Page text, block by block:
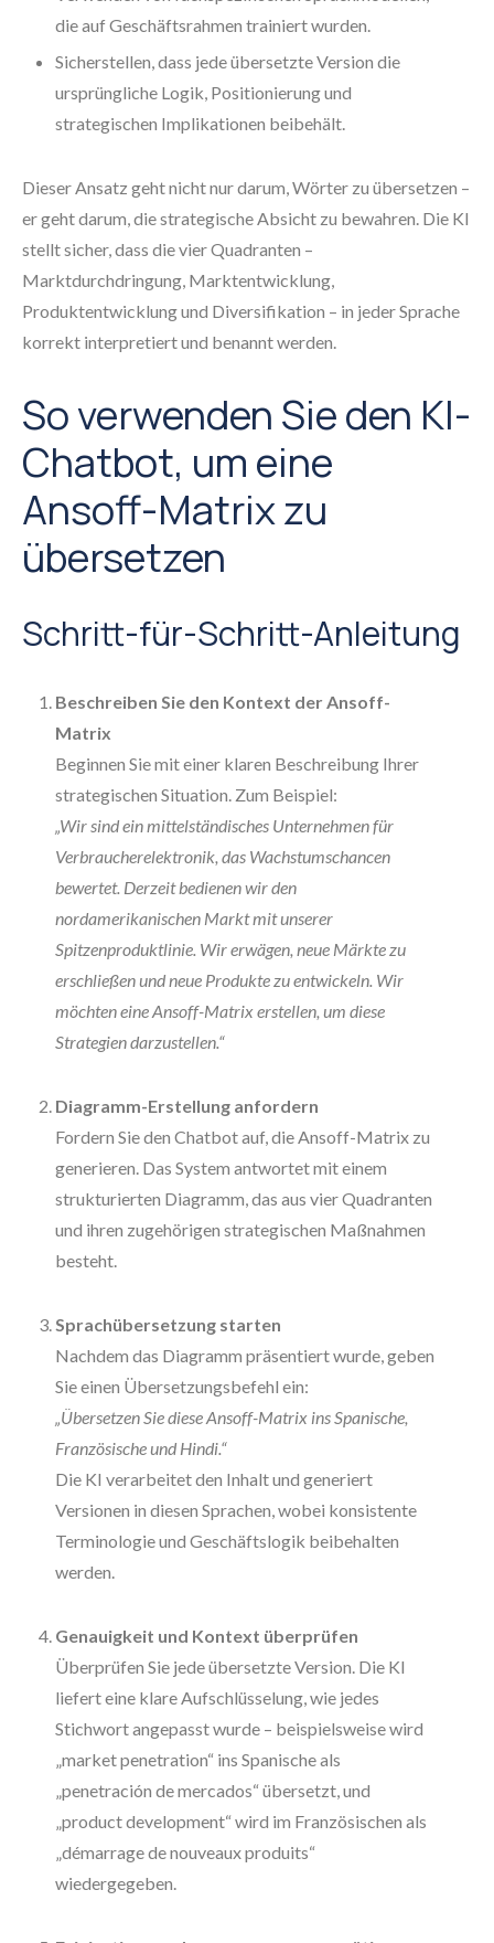
die auf Geschäftsrahmen trainiert wurden.
Sicherstellen, dass jede übersetzte Version die
ursprüngliche Logik, Positionierung und
strategischen Implikationen beibehält.
Dieser Ansatz geht nicht nur darum, Wörter zu übersetzen –
er geht darum, die strategische Absicht zu bewahren. Die KI
stellt sicher, dass die vier Quadranten –
Marktdurchdringung, Marktentwicklung,
Produktentwicklung und Diversifikation – in jeder Sprache
korrekt interpretiert und benannt werden.
So verwenden Sie den KI-
Chatbot, um eine
Ansoff-Matrix zu
übersetzen
Schritt-für-Schritt-Anleitung
Beschreiben Sie den Kontext der Ansoff-
Matrix
Beginnen Sie mit einer klaren Beschreibung Ihrer
strategischen Situation. Zum Beispiel:
„Wir sind ein mittelständisches Unternehmen für
Verbraucherelektronik, das Wachstumschancen
bewertet. Derzeit bedienen wir den
nordamerikanischen Markt mit unserer
Spitzenproduktlinie. Wir erwägen, neue Märkte zu
erschließen und neue Produkte zu entwickeln. Wir
möchten eine Ansoff-Matrix erstellen, um diese
Strategien darzustellen.“
Diagramm-Erstellung anfordern
Fordern Sie den Chatbot auf, die Ansoff-Matrix zu
generieren. Das System antwortet mit einem
strukturierten Diagramm, das aus vier Quadranten
und ihren zugehörigen strategischen Maßnahmen
besteht.
Sprachübersetzung starten
Nachdem das Diagramm präsentiert wurde, geben
Sie einen Übersetzungsbefehl ein:
„Übersetzen Sie diese Ansoff-Matrix ins Spanische,
Französische und Hindi.“
Die KI verarbeitet den Inhalt und generiert
Versionen in diesen Sprachen, wobei konsistente
Terminologie und Geschäftslogik beibehalten
werden.
Genauigkeit und Kontext überprüfen
Überprüfen Sie jede übersetzte Version. Die KI
liefert eine klare Aufschlüsselung, wie jedes
Stichwort angepasst wurde – beispielsweise wird
„market penetration“ ins Spanische als
„penetración de mercados“ übersetzt, und
„product development“ wird im Französischen als
„démarrage de nouveaux produits“
wiedergegeben.